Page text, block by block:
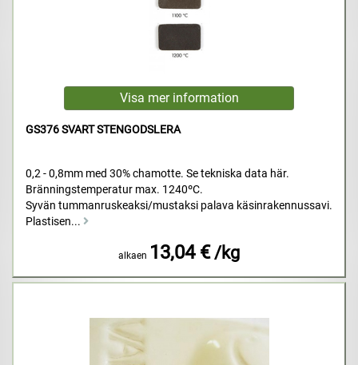
GS376 SVART STENGODSLERA
0,2 - 0,8mm med 30% chamotte. Se tekniska data här.
Bränningstemperatur max. 1240ºC.
Syvän tummanruskeaksi/mustaksi palava käsinrakennussavi.
Plastisen...
alkaen 13,04 € /kg